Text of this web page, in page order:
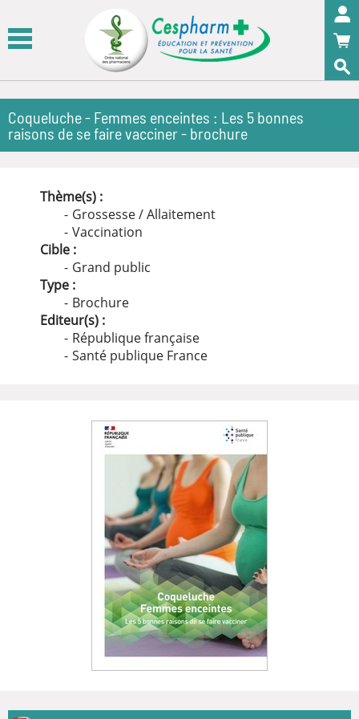
Coqueluche - Femmes enceintes : Les 5 bonnes
raisons de se faire vacciner - brochure
Thème(s) :
Grossesse / Allaitement
Vaccination
Cible :
Grand public
Type :
Brochure
Editeur(s) :
République française
Santé publique France